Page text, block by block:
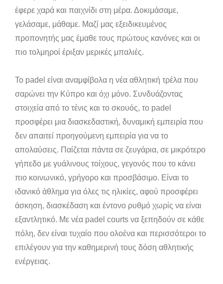
έφερε χαρά και παιχνίδι στη μέρα. Δοκιμάσαμε,
γελάσαμε, μάθαμε. Μαζί μας εξειδικευμένος
προπονητής μας έμαθε τους πρώτους κανόνες και οι
πιο τολμηροί έριξαν μερικές μπαλιές.
Το padel είναι αναμφίβολα η νέα αθλητική τρέλα που
σαρώνει την Κύπρο και όχι μόνο. Συνδυάζοντας
στοιχεία από το τένις και το σκουός, το padel
προσφέρει μια διασκεδαστική, δυναμική εμπειρία που
δεν απαιτεί προηγούμενη εμπειρία για να το
απολαύσεις. Παίζεται πάντα σε ζευγάρια, σε μικρότερο
γήπεδο με γυάλινους τοίχους, γεγονός που το κάνει
πιο κοινωνικό, γρήγορο και προσβάσιμο. Είναι το
ιδανικό άθλημα για όλες τις ηλικίες, αφού προσφέρει
άσκηση, διασκέδαση και έντονο ρυθμό χωρίς να είναι
εξαντλητικό. Με νέα padel courts να ξεπηδούν σε κάθε
πόλη, δεν είναι τυχαίο που ολοένα και περισσότεροι το
επιλέγουν για την καθημερινή τους δόση αθλητικής
ενέργειας.